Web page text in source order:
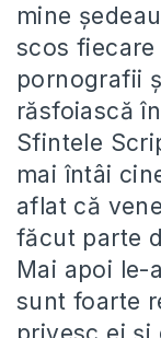
mine
scos
pornografii
răsfoiască
Sfintele
mai întâi
aflat că
făcut parte
Mai apoi le-
sunt foarte